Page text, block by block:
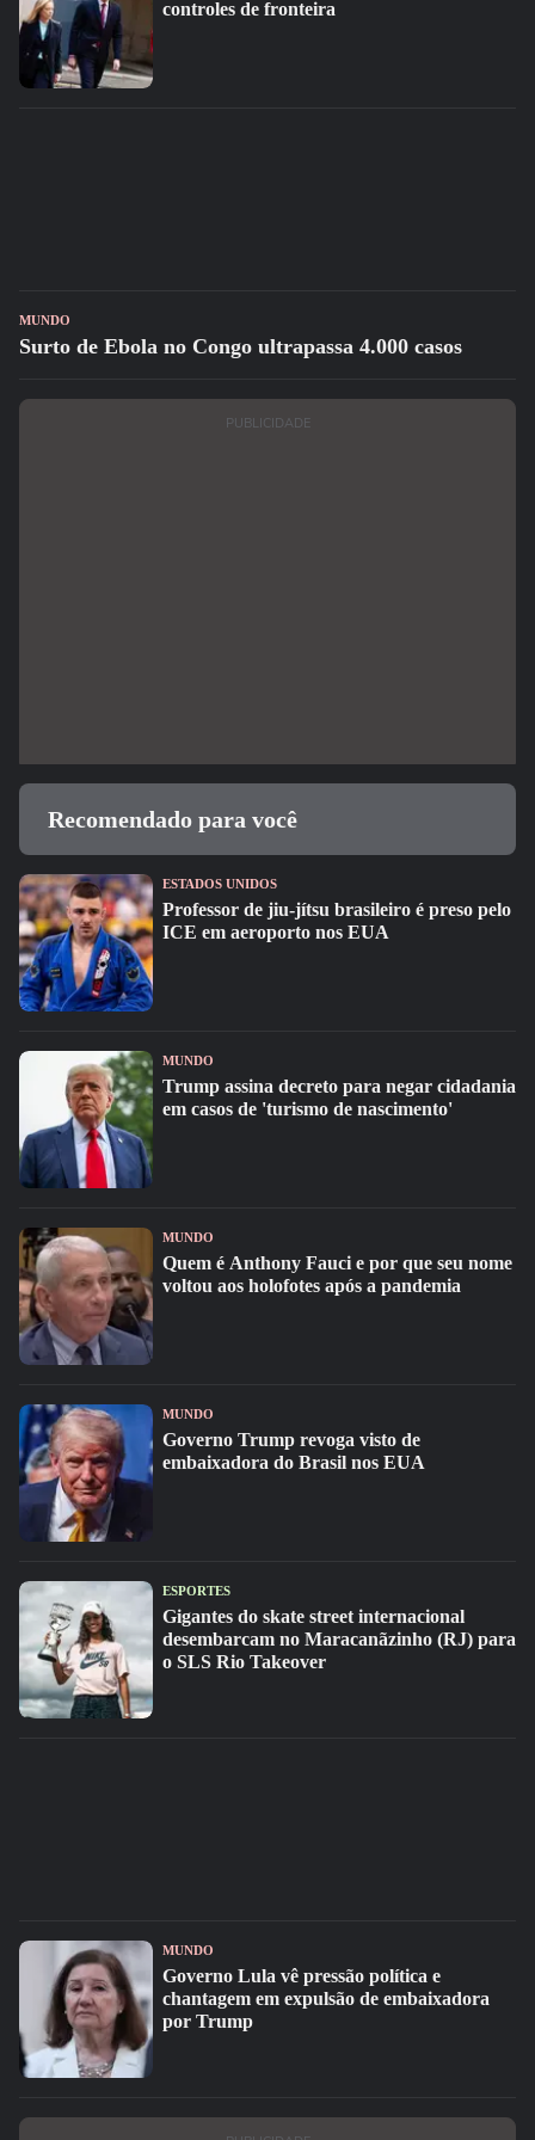
controles de fronteira
MUNDO
Surto de Ebola no Congo ultrapassa 4.000 casos
PUBLICIDADE
Recomendado para você
ESTADOS UNIDOS
Professor de jiu-jítsu brasileiro é preso pelo
ICE em aeroporto nos EUA
MUNDO
Trump assina decreto para negar cidadania
em casos de 'turismo de nascimento'
MUNDO
Quem é Anthony Fauci e por que seu nome
voltou aos holofotes após a pandemia
MUNDO
Governo Trump revoga visto de
embaixadora do Brasil nos EUA
ESPORTES
Gigantes do skate street internacional
desembarcam no Maracanãzinho (RJ) para
o SLS Rio Takeover
MUNDO
Governo Lula vê pressão política e
chantagem em expulsão de embaixadora
por Trump